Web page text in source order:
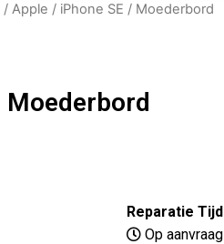
/ Apple / iPhone SE / Moederbord
Moederbord
Reparatie Tijd
Op aanvraag